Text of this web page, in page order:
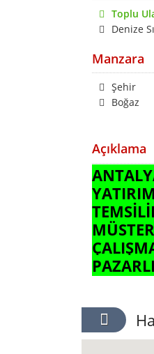
Toplu
Denize
Manzara
Şehir
Boğaz
Açıklama